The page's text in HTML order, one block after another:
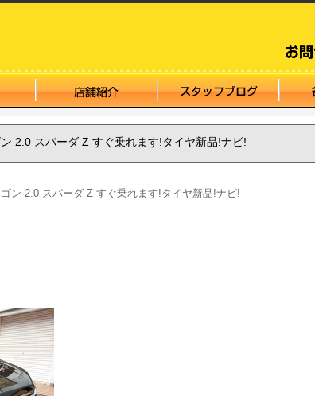
2.0 スパーダ Z すぐ乗れます!タイヤ新品!ナビ!
ン 2.0 スパーダ Z すぐ乗れます!タイヤ新品!ナビ!